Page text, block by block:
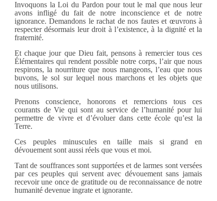
Invoquons la Loi du Pardon pour tout le mal que nous leur
avons infligé du fait de notre inconscience et de notre
ignorance. Demandons le rachat de nos fautes et œuvrons à
respecter désormais leur droit à l’existence, à la dignité et la
fraternité.
Et chaque jour que Dieu fait, pensons à remercier tous ces
Élémentaires qui rendent possible notre corps, l’air que nous
respirons, la nourriture que nous mangeons, l’eau que nous
buvons, le sol sur lequel nous marchons et les objets que
nous utilisons.
Prenons conscience, honorons et remercions tous ces
courants de Vie qui sont au service de l’humanité pour lui
permettre de vivre et d’évoluer dans cette école qu’est la
Terre.
Ces peuples minuscules en taille mais si grand en
dévouement sont aussi réels que vous et moi.
Tant de souffrances sont supportées et de larmes sont versées
par ces peuples qui servent avec dévouement sans jamais
recevoir une once de gratitude ou de reconnaissance de notre
humanité devenue ingrate et ignorante.